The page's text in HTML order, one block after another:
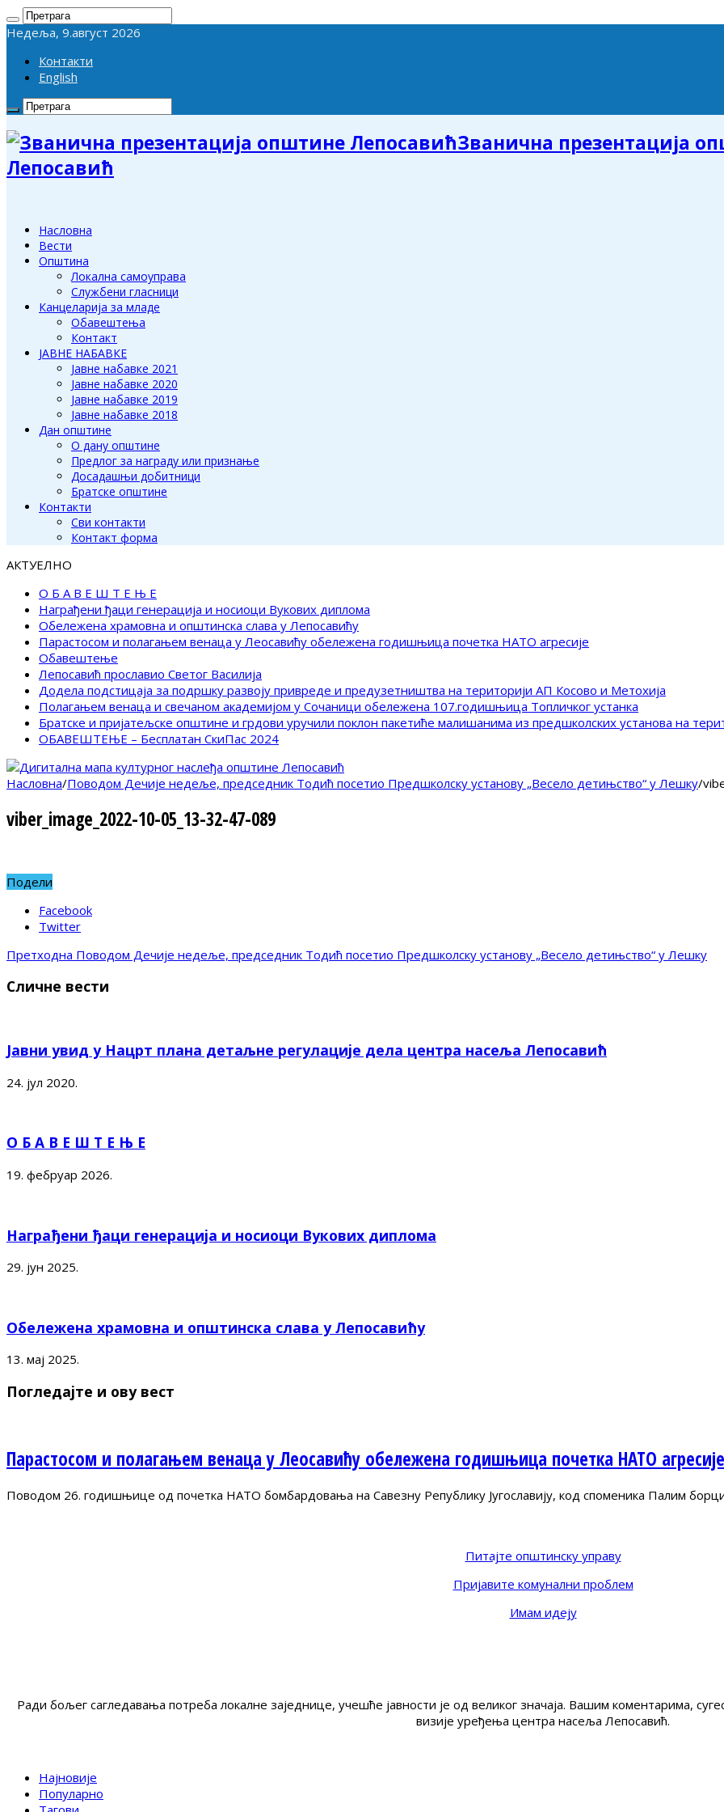
Недеља, 9.август 2026
Контакти
English
Званична презентација
Лепосавић
Насловна
Вести
Општина
Локална самоуправа
Службени гласници
Канцеларија за младе
Обавештења
Контакт
ЈАВНЕ НАБАВКЕ
Јавне набавке 2021
Јавне набавке 2020
Јавне набавке 2019
Јавне набавке 2018
Дан општине
О дану општине
Предлог за награду или признање
Досадашњи добитници
Братске општине
Контакти
Сви контакти
Контакт форма
АКТУЕЛНО
О Б А В Е Ш Т Е Њ Е
Награђени ђаци генерација и носиоци Вукових диплома
Обележена храмовна и општинска слава у Лепосавићу
Парастосом и полагањем венаца у Леосавићу обележена годишњица почетка НАТО агресије
Обавештење
Лепосавић прославио Светог Василија
Додела подстицаја за подршку развоју привреде и предузетништва на територији АП Косово и Метохија
Полагањем венаца и свечаном академијом у Сочаници обележена 107.годишњица Топличког устанка
Братске и пријатељске општине и грдови уручили поклон пакетиће малишанима из предшколских установа на
ОБАВЕШТЕЊЕ – Бесплатан СкиПас 2024
Насловна/Поводом Дечије недеље, председник Тодић посетио Предшколску установу „Весело детињство“ у Лешку/
viber_image_2022-10-05_13-32-47-089
Подели
Facebook
Twitter
Претходна Поводом Дечије недеље, председник Тодић посетио Предшколску установу „Весело детињство“ у Лешку
Сличне вести
Јавни увид у Нацрт плана детаљне регулације дела центра насеља Лепосавић
24. јул 2020.
О Б А В Е Ш Т Е Њ Е
19. фебруар 2026.
Награђени ђаци генерација и носиоци Вукових диплома
29. јун 2025.
Обележена храмовна и општинска слава у Лепосавићу
13. мај 2025.
Погледајте и ову вест
Парастосом и полагањем венаца у Леосавићу обележена годишњица почетка НАТО агресије
Поводом 26. годишњице од почетка НАТО бомбардовања на Савезну Републику Југославију, код споменика Палим
Питајте општинску управу
Пријавите комунални проблем
Имам идеју
Ради бољег сагледавања потреба локалне заједнице, учешће јавности је од великог значаја. Вашим коментарима,
визије уређења центра насеља Лепосавић.
Најновије
Популарно